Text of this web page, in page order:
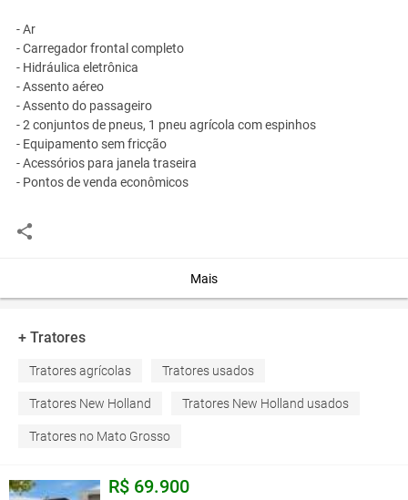
- Ar
- Carregador frontal completo
- Hidráulica eletrônica
- Assento aéreo
- Assento do passageiro
- 2 conjuntos de pneus, 1 pneu agrícola com espinhos
- Equipamento sem fricção
- Acessórios para janela traseira
- Pontos de venda econômicos
Você assume toda a responsabilidade pela cotação deste item. Você acha que
Mais
+ Tratores
Tratores agrícolas Tratores usados
Tratores New Holland Tratores New Holland usados
Tratores no Mato Grosso
R$ 69.900